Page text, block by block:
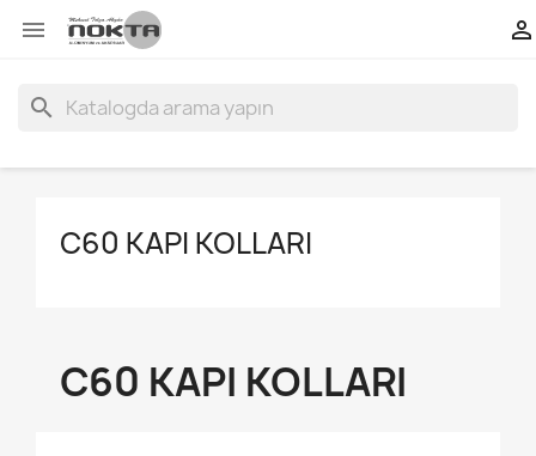
 
search
C60 KAPI KOLLARI
C60 KAPI KOLLARI